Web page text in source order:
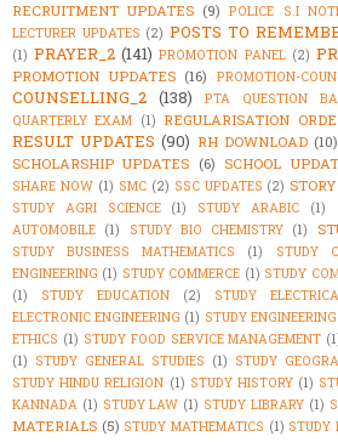
RECRUITMENT UPDATES (9) POLICE S.I
LECTURER UPDATES (2) POSTS TO
(1) PRAYER_2 (141) PROMOTION PANEL (2)
PROMOTION UPDATES (16) PROMOTION-
COUNSELLING_2 (138) PTA QUESTION
QUARTERLY EXAM (1) REGULARISATION
RESULT UPDATES (90) RH DOWNLOAD (10)
SCHOLARSHIP UPDATES (6) SCHOOL
SHARE NOW (1) SMC (2) SSC UPDATES (2) STORY
STUDY AGRI SCIENCE
(1) STUDY ARABIC (1)
AUTOMOBILE (1) STUDY BIO CHEMISTRY (1)
STUDY BUSINESS MATHEMATICS (1) STUDY
ENGINEERING (1) STUDY COMMERCE (1) STUDY
(1)
STUDY EDUCATION (2) STUDY
ELECTRONIC ENGINEERING (1) STUDY ENGINEERING
ETHICS (1) STUDY FOOD SERVICE MANAGEMENT
(1) STUDY GENERAL STUDIES (1) STUDY
STUDY HINDU RELIGION (1) STUDY HISTORY (1)
KANNADA (1) STUDY LAW (1) STUDY LIBRARY (1)
MATERIALS (5) STUDY MATHEMATICS (1) STUDY